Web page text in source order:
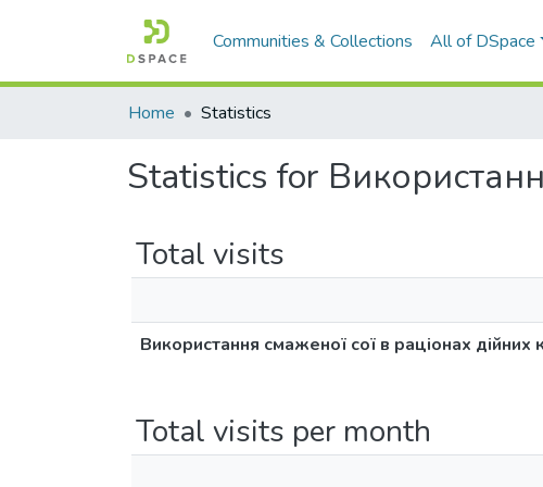
Communities & Collections All of DSpace
Home Statistics
Statistics for
Total visits
Використання смаженої сої в раціонах дійних
Total visits per month